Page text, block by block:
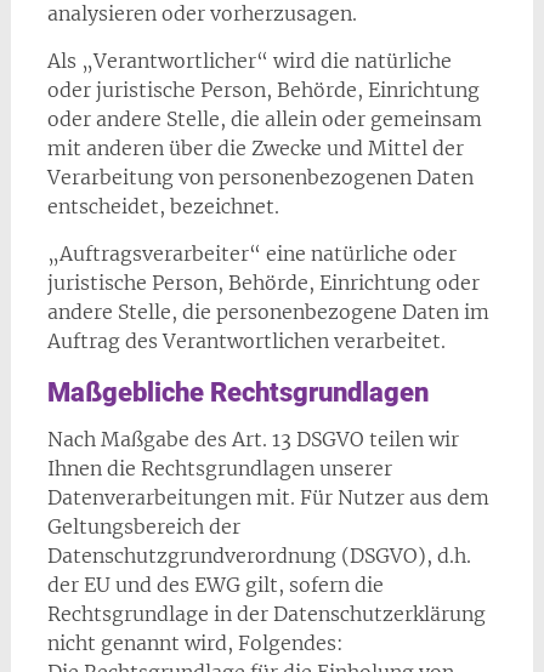
analysieren oder vorherzusagen.
Als „Verantwortlicher“ wird die natürliche
oder juristische Person, Behörde, Einrichtung
oder andere Stelle, die allein oder gemeinsam
mit anderen über die Zwecke und Mittel der
Verarbeitung von personenbezogenen Daten
entscheidet, bezeichnet.
„Auftragsverarbeiter“ eine natürliche oder
juristische Person, Behörde, Einrichtung oder
andere Stelle, die personenbezogene Daten im
Auftrag des Verantwortlichen verarbeitet.
Maßgebliche Rechtsgrundlagen
Nach Maßgabe des Art. 13 DSGVO teilen wir
Ihnen die Rechtsgrundlagen unserer
Datenverarbeitungen mit. Für Nutzer aus dem
Geltungsbereich der
Datenschutzgrundverordnung (DSGVO), d.h.
der EU und des EWG gilt, sofern die
Rechtsgrundlage in der Datenschutzerklärung
nicht genannt wird, Folgendes: